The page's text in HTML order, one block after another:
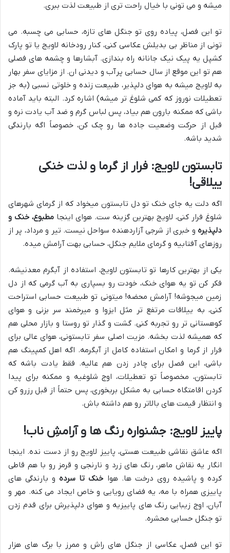
میشه و می تونی با خیال راحت تری از طبیعت لذت ببری.
تو این فصل، پیاده روی تو جنگل های تازه، حسابی می چسبه. می
تونی از مناظر بی بدیلش عکاسی کنی، کنار رودخانه لاویج یا تو پارک
کشپل یه پیک نیک جانانه راه بندازی. آبشارها و چشمه های فصلی
هم تو این موقع از سال حسابی پرآب و دیدنی ان. از مزایای سفر بهار
به لاویج میشه به هوای دلپذیر، طبیعت زنده و خلوتی نسبی (به جز
تعطیلات نوروز که کمی شلوغ تر میشه) اشاره کرد. البته باید آماده
باشی که ممکنه بارون هم بیاد، پس لباس گرم و ضد آب یادت نره و
قبل از حرکت وضعیت جاده ها رو چک کن، خصوصاً اگه بارندگی
شدید باشه.
تابستون لاویج: فرار از گرما و لذت خنکی
ییلاقی!
اگه دلت یه جای خنک تو دل تابستون میخواد که از گرمای شهرهای
شلوغ فرار کنی، لاویج بهترین گزینه ست. هوای اینجا مطبوع، خنک و
دلپذیره و خبری از شرجی آزاردهنده سواحل نیست. تیر و مرداد، پر از
روزهای آفتابیه و گرمای ملایم جنگل، حسابی بهت آرامش میده.
یکی از بهترین کارها تو تابستون لاویج، استفاده از آبگرم معدنیشه.
فکر کن تو یه هوای خنک، خودت رو بسپاری به آب گرمی که از دل
زمین میجوشه! آرامش محضه! میتونی تو طبیعت حسابی استراحت
کنی، به ییلاقات مرتفع تر مثل ایزوا و میرخمند سر بزنی و هوای
کوهستانی تر رو تجربه کنی. گشت و گذار تو روستا و بازار محلی هم
که همیشه لذت بخشه. مزیت اصلی سفر تابستونی، هوای عالی برای
فرار از گرما و امکان استفاده کامل از آبگرمه. اگه اهل کمپینگ هم
باشی، این فصل برای چادر زدن هم عالیه. فقط یادت باشه که
تابستون، مخصوصاً تو تعطیلات، اوج شلوغیه و ممکنه برای پیدا
کردن اقامتگاه حسابی به مشکل بربخوری، پس حتماً از قبل رزرو کن
و انتظار قیمت های بالاتر رو هم داشته باش.
پاییز لاویج: جشنواره رنگ ها و آرامشِ ناب!
اگه عاشق نقاشی طبیعت هستی، پاییز لاویج رو از دست نده. اینجا
انگار یه نقاش ماهر، رنگ های زرد و نارنجی و قرمز رو با هم قاطی
کرده و پاشیده روی درخت ها. هوا خنک تا سردهو بارندگی های
پاییزی همراه با مه، یه فضای رویایی و خاص ایجاد می کنه. مهر و
آبان، اوج زیبایی رنگ های پاییزیه و هوای دلپذیرش برای قدم زدن
تو جنگل حسابی محشره.
تو این فصل، عکاسی از جنگل های راش و ممرز با برگ های هزار